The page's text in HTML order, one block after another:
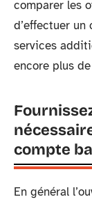
comparer les
d’effectuer
services
encore plus
compte
En général